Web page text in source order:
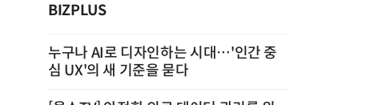
BIZPLUS
누구나 AI로 디자인하는 시대…'인간 중
심 UX'의 새 기준을 묻다